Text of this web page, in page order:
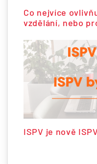
Co nejvíce
vzdělání, nebo
ISPV je nově